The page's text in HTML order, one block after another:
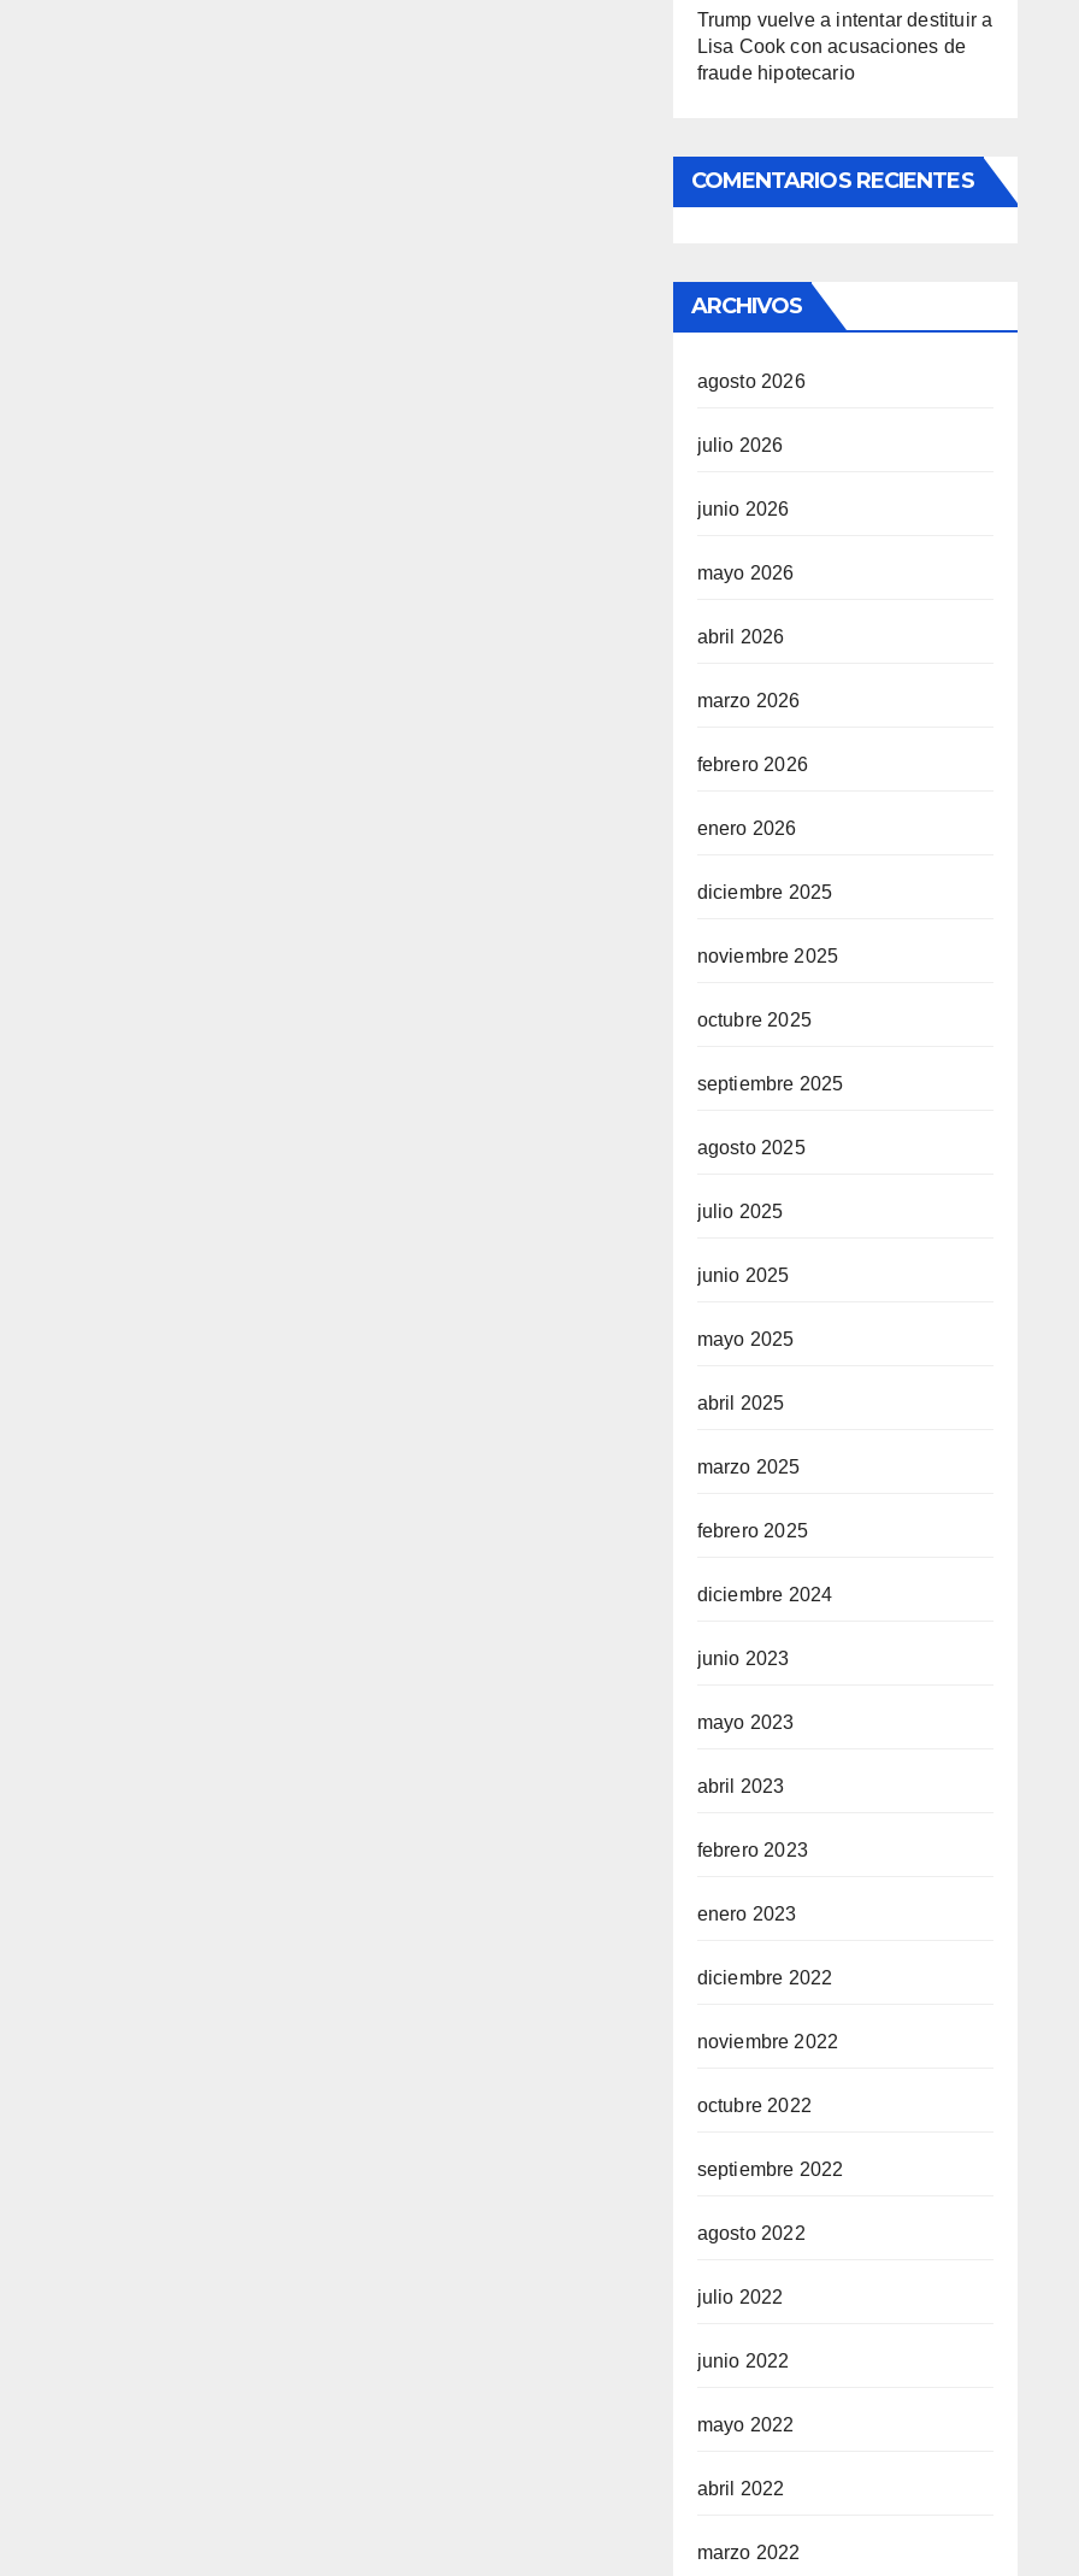
Trump vuelve a intentar destituir a
Lisa Cook con acusaciones de
fraude hipotecario
COMENTARIOS RECIENTES
ARCHIVOS
agosto 2026
julio 2026
junio 2026
mayo 2026
abril 2026
marzo 2026
febrero 2026
enero 2026
diciembre 2025
noviembre 2025
octubre 2025
septiembre 2025
agosto 2025
julio 2025
junio 2025
mayo 2025
abril 2025
marzo 2025
febrero 2025
diciembre 2024
junio 2023
mayo 2023
abril 2023
febrero 2023
enero 2023
diciembre 2022
noviembre 2022
octubre 2022
septiembre 2022
agosto 2022
julio 2022
junio 2022
mayo 2022
abril 2022
marzo 2022